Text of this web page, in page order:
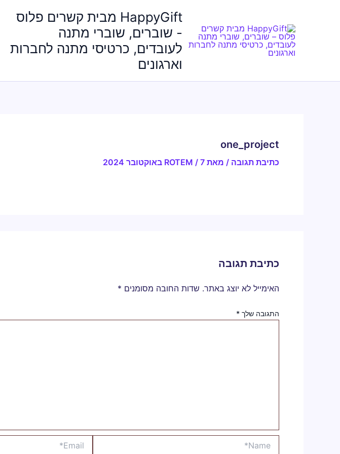
HappyGift מבית קשרים פלוס
- שוברים, שוברי מתנה
לעובדים, כרטיסי מתנה לחברות
וארגונים
one_project
כתיבת תגובה / מאת ROTEM / 7 באוקטובר 2024
כתיבת תגובה
האימייל לא יוצג באתר. שדות החובה מסומנים *
התגובה שלך *